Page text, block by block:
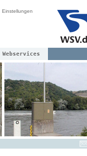
Einstellungen
Webservices